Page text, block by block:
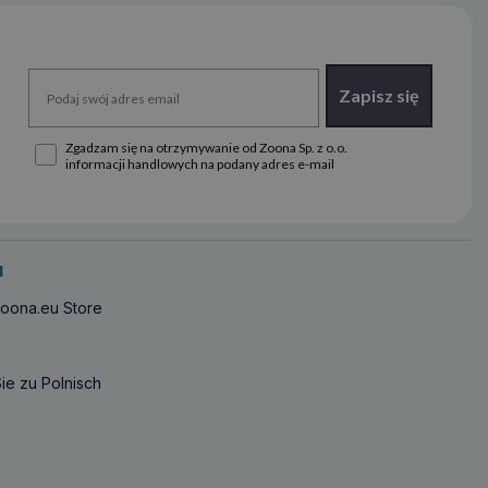
Zapisz się
Zgadzam się na otrzymywanie od Zoona Sp. z o.o.
informacji handlowych na podany adres e-mail
Store
zu Polnisch